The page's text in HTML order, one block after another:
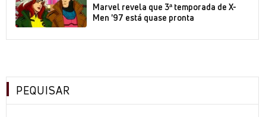
Marvel revela que 3ª temporada de X-
Men '97 está quase pronta
PEQUISAR